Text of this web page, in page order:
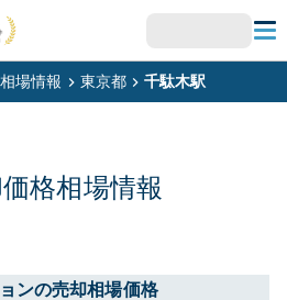
場情報 東京都 千駄木駅
格相場情報
ンの売却相場価格